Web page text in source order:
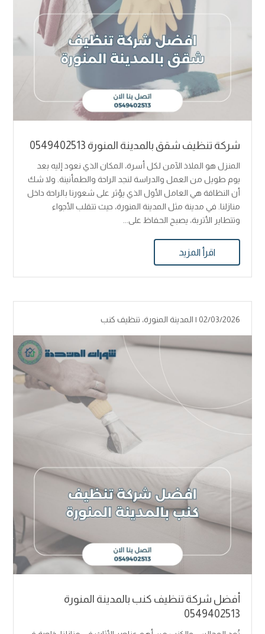
شركة تنظيف شقق بالمدينة المنورة 0549402513
المنزل هو الملاذ الآمن لكل أسرة، المكان الذي نعود إليه بعد
يوم طويل من العمل والدراسة لنجد الراحة والطمأنينة. ولا شك
أن النظافة هي العامل الأول الذي يؤثر على شعورنا بالراحة داخل
منازلنا. في مدينة مثل المدينة المنورة، حيث تتقلب الأجواء
وتتطاير الأتربة، يصبح الحفاظ على...
اقرأ المزيد
02/03/2026 | المدينة المنورة، تنظيف كنب
أفضل شركة تنظيف كنب بالمدينة المنورة
0549402513